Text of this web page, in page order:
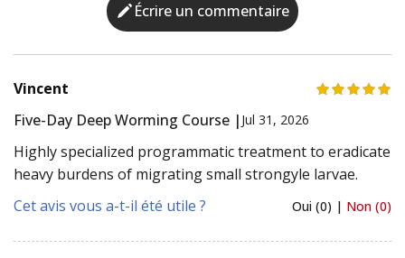
Écrire un commentaire
Vincent
Five-Day Deep Worming Course | Jul 31, 2026
Highly specialized programmatic treatment to eradicate
heavy burdens of migrating small strongyle larvae.
Cet avis vous a-t-il été utile ?
Oui (0) | Non (0)